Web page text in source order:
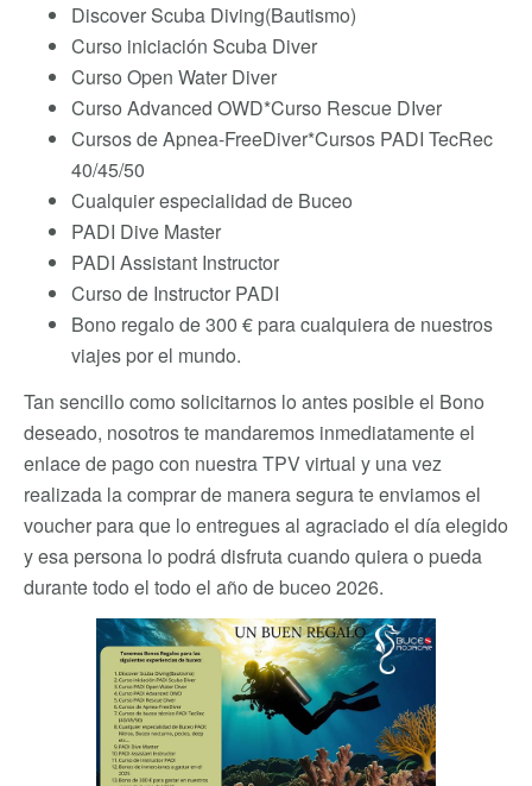
Discover Scuba Diving(Bautismo)
Curso iniciación Scuba Diver
Curso Open Water Diver
Curso Advanced OWD*Curso Rescue DIver
Cursos de Apnea-FreeDiver*Cursos PADI TecRec
40/45/50
Cualquier especialidad de Buceo
PADI Dive Master
PADI Assistant Instructor
Curso de Instructor PADI
Bono regalo de 300 € para cualquiera de nuestros
viajes por el mundo.
Tan sencillo como solicitarnos lo antes posible el Bono
deseado, nosotros te mandaremos inmediatamente el
enlace de pago con nuestra TPV virtual y una vez
realizada la comprar de manera segura te enviamos el
voucher para que lo entregues al agraciado el día elegido
y esa persona lo podrá disfruta cuando quiera o pueda
durante todo el todo el año de buceo 2026.